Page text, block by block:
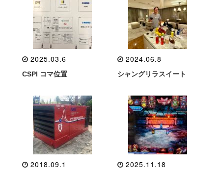
2025.03.6
CSPI コマ位置
2024.06.8
シャングリラスイート
2018.09.1 2025.11.18